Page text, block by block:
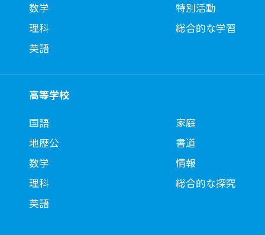
数学
理科
英語
特別活動
総合的な学習
高等学校
国語
地歴公
数学
理科
英語
家庭
書道
情報
総合的な探究